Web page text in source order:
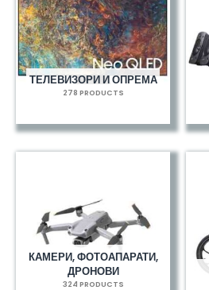
ТЕЛЕВИЗОРИ И ОПРЕМА
278 PRODUCTS
КАМЕРИ, ФОТОАПАРАТИ,
ДРОНОВИ
324 PRODUCTS